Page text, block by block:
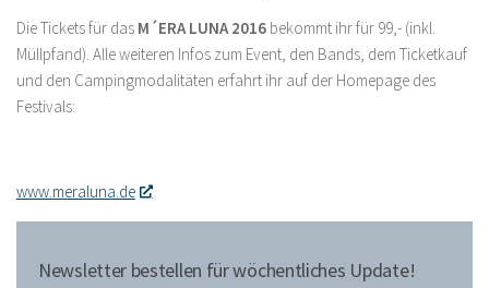
Die Tickets für das M´ERA LUNA 2016 bekommt ihr für 99,- (inkl.
Müllpfand). Alle weiteren Infos zum Event, den Bands, dem Ticketkauf
und den Campingmodalitäten erfahrt ihr auf der Homepage des
Festivals:
www.meraluna.de
Newsletter bestellen für wöchentliches Update!